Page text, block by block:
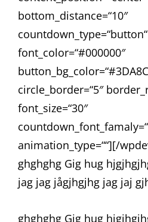
bottom_distance=“10″
countdown_type=“button“
font_color=“#000000″
circle_border=“5″
font_size=“30″
animation_type=““][/
ghghghg Gig hug
jag jag jågjhgjhg jag jaj
ghghghg Gig hug